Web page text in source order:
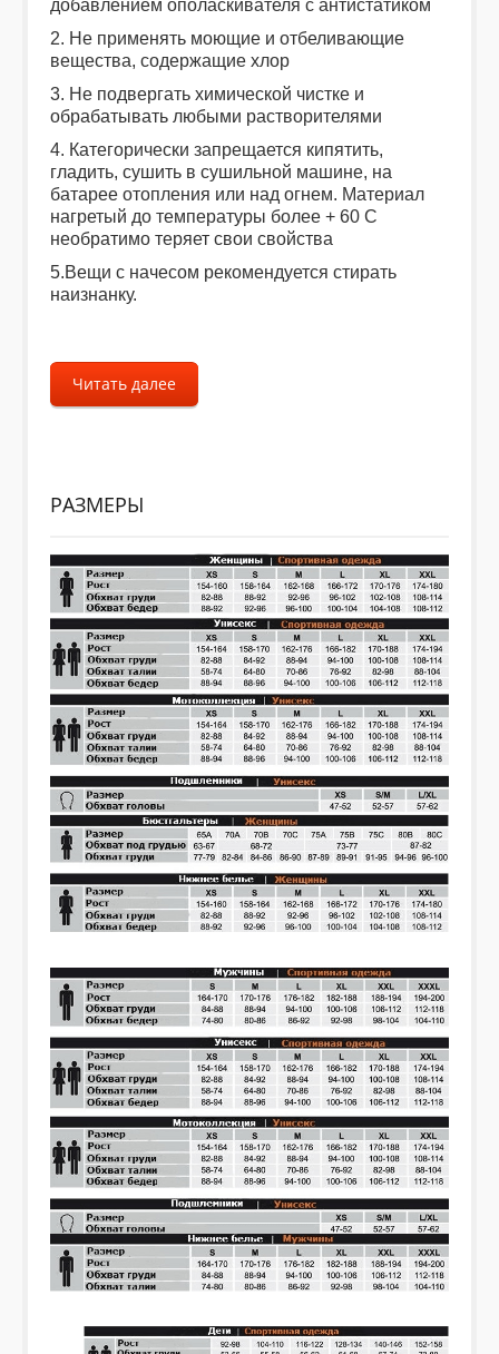
добавлением ополаскивателя с антистатиком
2. Не применять моющие и отбеливающие
вещества, содержащие хлор
3. Не подвергать химической чистке и
обрабатывать любыми растворителями
4. Категорически запрещается кипятить,
гладить, сушить в сушильной машине, на
батарее отопления или над огнем. Материал
нагретый до температуры более + 60 С
необратимо теряет свои свойства
5.Вещи с начесом рекомендуется стирать
наизнанку.
Читать далее
РАЗМЕРЫ